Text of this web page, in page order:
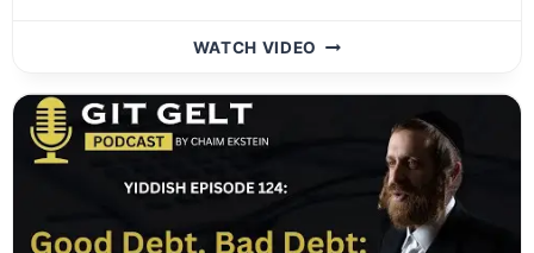
WATCH VIDEO EPISODE
GOOD
STRUGGLING?
ACTION,
BUILD